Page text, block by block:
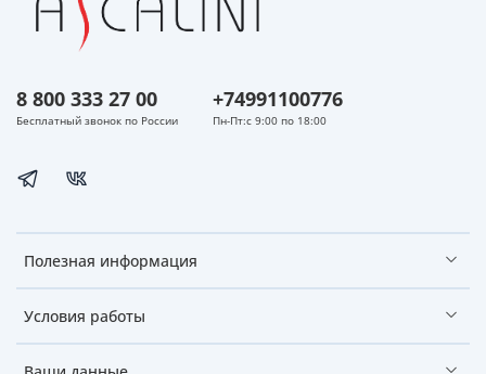
Полезная информация
Условия работы
8 800 333 27 00
Бесплатный звонок по России
+74991100776
Пн-Пт:с 9:00 по 18:00